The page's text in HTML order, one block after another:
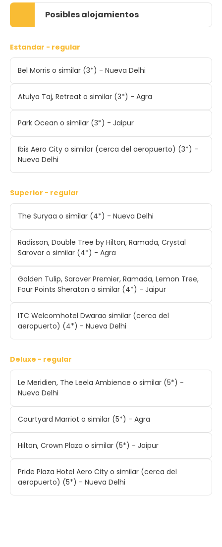
Posibles alojamientos
Estandar - regular
Bel Morris o similar (3*) - Nueva Delhi
Atulya Taj, Retreat o similar (3*) - Agra
Park Ocean o similar (3*) - Jaipur
Ibis Aero City o similar (cerca del aeropuerto) (3*) -
Nueva Delhi
Superior - regular
The Suryaa o similar (4*) - Nueva Delhi
Radisson, Double Tree by Hilton, Ramada, Crystal
Sarovar o similar (4*) - Agra
Golden Tulip, Sarover Premier, Ramada, Lemon Tree,
Four Points Sheraton o similar (4*) - Jaipur
ITC Welcomhotel Dwarao similar (cerca del
aeropuerto) (4*) - Nueva Delhi
Deluxe - regular
Le Meridien, The Leela Ambience o similar (5*) -
Nueva Delhi
Courtyard Marriot o similar (5*) - Agra
Hilton, Crown Plaza o similar (5*) - Jaipur
Pride Plaza Hotel Aero City o similar (cerca del
aeropuerto) (5*) - Nueva Delhi